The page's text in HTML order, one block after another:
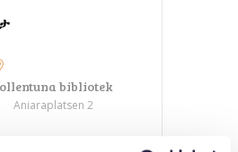
bibliotek
Aniaraplatsen 2